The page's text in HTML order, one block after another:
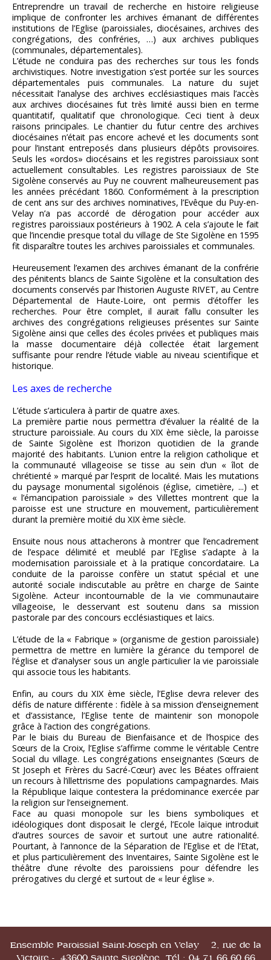
Entreprendre un travail de recherche en histoire religieuse
implique de confronter les archives émanant de différentes
institutions de l’Eglise (paroissiales, diocésaines, archives des
congrégations, des confréries, …) aux archives publiques
(communales, départementales).
L’étude ne conduira pas des recherches sur tous les fonds
archivistiques. Notre investigation s’est portée sur les sources
départementales puis communales. La nature du sujet
nécessitait l’analyse des archives ecclésiastiques mais l’accès
aux archives diocésaines fut très limité aussi bien en terme
quantitatif, qualitatif que chronologique. Ceci tient à deux
raisons principales. Le chantier du futur centre des archives
diocésaines n’était pas encore achevé et les documents sont
pour l’instant entreposés dans plusieurs dépôts provisoires.
Seuls les «ordos» diocésains et les registres paroissiaux sont
actuellement consultables. Les registres paroissiaux de Ste
Sigolène conservés au Puy ne couvrent malheureusement pas
les années précédant 1860. Conformément à la prescription
de cent ans sur des archives nominatives, l’Evêque du Puy-en-
Velay n’a pas accordé de dérogation pour accéder aux
registres paroissiaux postérieurs à 1902. A cela s’ajoute le fait
que l’incendie presque total du village de Ste Sigolène en 1595
fit disparaître toutes les archives paroissiales et communales.
Heureusement l’examen des archives émanant de la confrérie
des pénitents blancs de Sainte Sigolène et la consultation des
documents conservés par l’historien Auguste RIVET, au Centre
Départemental de Haute-Loire, ont permis d’étoffer les
recherches. Pour être complet, il aurait fallu consulter les
archives des congrégations religieuses présentes sur Sainte
Sigolène ainsi que celles des écoles privées et publiques mais
la masse documentaire déjà collectée était largement
suffisante pour rendre l’étude viable au niveau scientifique et
historique.
Les axes de recherche
L’étude s’articulera à partir de quatre axes.
La première partie nous permettra d’évaluer la réalité de la
structure paroissiale. Au cours du XIX ème siècle, la paroisse
de Sainte Sigolène est l’horizon quotidien de la grande
majorité des habitants. L’union entre la religion catholique et
la communauté villageoise se tisse au sein d’un « îlot de
chrétienté » marqué par l’esprit de localité. Mais les mutations
du paysage monumental sigolénois (église, cimetière, ...) et
« l’émancipation paroissiale » des Villettes montrent que la
paroisse est une structure en mouvement, particulièrement
durant la première moitié du XIX ème siècle.
Ensuite nous nous attacherons à montrer que l’encadrement
de l’espace délimité et meublé par l’Eglise s’adapte à la
modernisation paroissiale et à la pratique concordataire. La
conduite de la paroisse confère un statut spécial et une
autorité sociale indiscutable au prêtre en charge de Sainte
Sigolène. Acteur incontournable de la vie communautaire
villageoise, le desservant est soutenu dans sa mission
pastorale par des concours ecclésiastiques et laïcs.
L’étude de la « Fabrique » (organisme de gestion paroissiale)
permettra de mettre en lumière la gérance du temporel de
l’église et d’analyser sous un angle particulier la vie paroissiale
qui associe tous les habitants.
Enfin, au cours du XIX ème siècle, l’Eglise devra relever des
défis de nature différente : fidèle à sa mission d’enseignement
et d’assistance, l’Eglise tente de maintenir son monopole
grâce à l’action des congrégations.
Par le biais du Bureau de Bienfaisance et de l’hospice des
Sœurs de la Croix, l’Eglise s’affirme comme le véritable Centre
Social du village. Les congrégations enseignantes (Sœurs de
St Joseph et Frères du Sacré-Cœur) avec les Béates offraient
un recours à l’illettrisme des populations campagnardes. Mais
la République laïque contestera la prédominance exercée par
la religion sur l’enseignement.
Face au quasi monopole sur les biens symboliques et
idéologiques dont disposait le clergé, l’Ecole laïque introduit
d’autres sources de savoir et surtout une autre rationalité.
Pourtant, à l’annonce de la Séparation de l’Eglise et de l’Etat,
et plus particulièrement des Inventaires, Sainte Sigolène est le
théâtre d’une révolte des paroissiens pour défendre les
prérogatives du clergé et surtout de « leur église ».
Ensemble Paroissial Saint-Joseph en Velay 2, rue de la
Victoire - 43600 Sainte Sigolène Tél : 04.71.66.60.66